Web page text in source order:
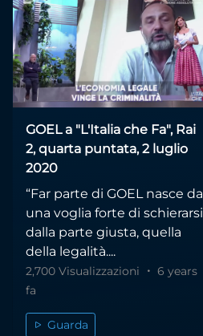
GOEL a "L'Italia che Fa", Rai
2, quarta puntata, 2 luglio
2020
“Far parte di GOEL nasce da
una voglia forte di schierarsi
dalla parte giusta, quella
della legalità....
2,700 Visualizzazioni
6 years
fa
Guarda